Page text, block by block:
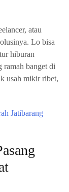
atau
Lo bisa
hiburan
banget di
usah mikir ribet,